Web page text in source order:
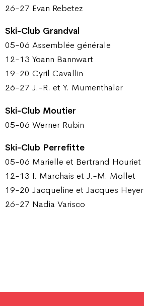
26-27 Evan Rebetez
Ski-Club Grandval
05-06 Assemblée générale
12-13 Yoann Bannwart
19-20 Cyril Cavallin
26-27 J.-R. et Y. Mumenthaler
Ski-Club Moutier
05-06 Werner Rubin
Ski-Club Perrefitte
05-06 Marielle et Bertrand Houriet
12-13 I. Marchais et J.-M. Mollet
19-20 Jacqueline et Jacques Heyer
26-27 Nadia Varisco